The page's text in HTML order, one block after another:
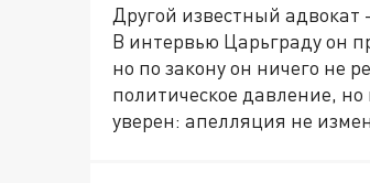
Другой известный
В интервью Царьграду он
но по закону он ничего не
политическое давление,
уверен: апелляция не